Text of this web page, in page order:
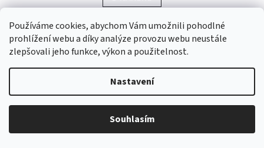
Používáme cookies, abychom Vám umožnili pohodlné
prohlížení webu a díky analýze provozu webu neustále
zlepšovali jeho funkce, výkon a použitelnost.
Nastavení
Souhlasím
á
d
a
c
í
v
k
y
v
ý
k
v
á
n
í
Kontakt
info@ireminky.cz